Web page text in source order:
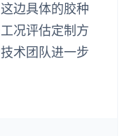
边具体的胶种
况评估定制方
术团队进一步